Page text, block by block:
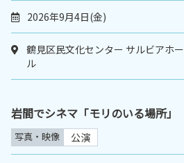
2026年9月4日(金)
鶴見区民文化センター サルビアホー
ル
岩間でシネマ「モリのいる場所」
写真・映像 公演